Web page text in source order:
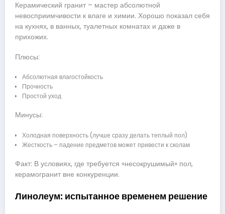
Керамический гранит – мастер абсолютной
невосприимчивости к влаге и химии. Хорошо показал себя
на кухнях, в ванных, туалетных комнатах и даже в
прихожих.
Плюсы:
Абсолютная влагостойкость
Прочность
Простой уход
Минусы:
Холодная поверхность (лучше сразу делать теплый пол)
Жесткость – падение предметов может привести к сколам
Факт: В условиях, где требуется «несокрушимый» пол,
керамогранит вне конкуренции.
Линолеум: испытанное временем решение